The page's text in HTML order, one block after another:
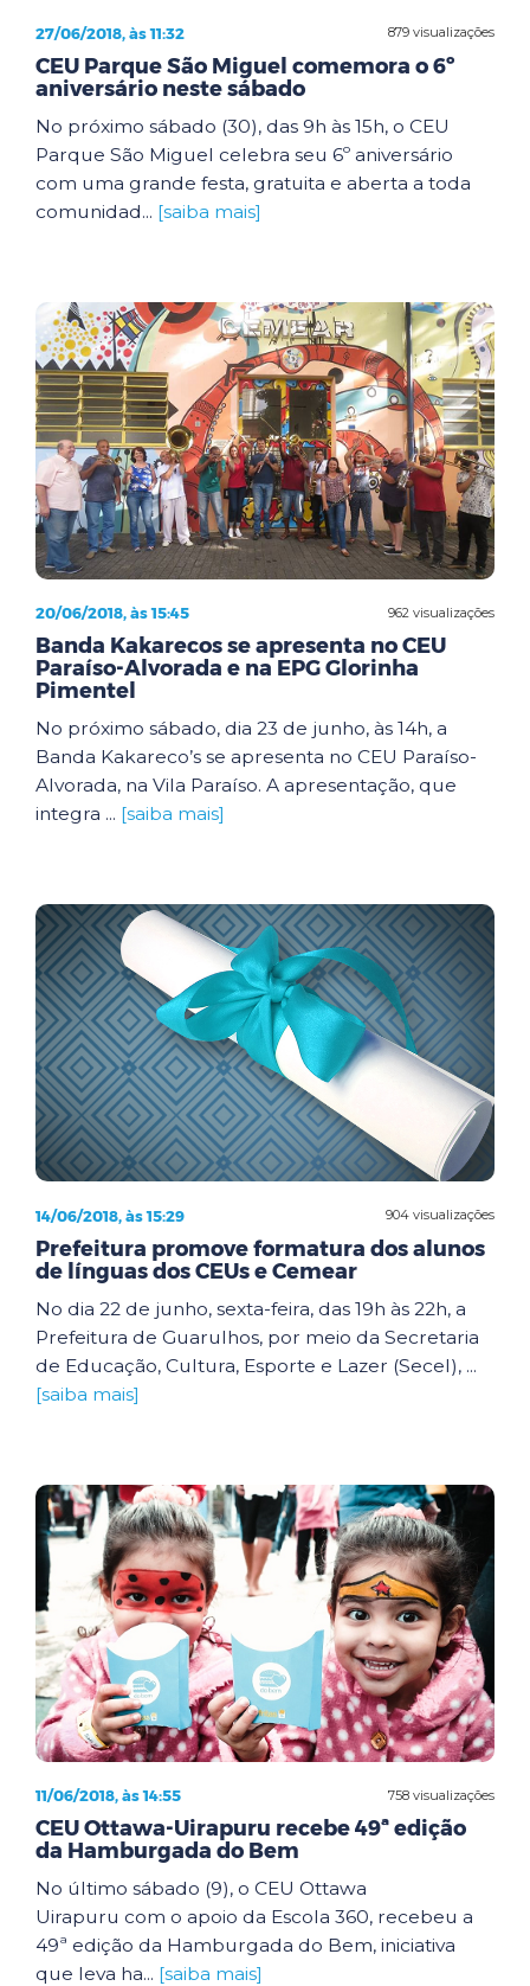
879 visualizações
27/06/2018, às 11:32
CEU Parque São Miguel comemora o 6º
aniversário neste sábado
No próximo sábado (30), das 9h às 15h, o CEU
Parque São Miguel celebra seu 6º aniversário
com uma grande festa, gratuita e aberta a toda
comunidad... [saiba mais]
962 visualizações
20/06/2018, às 15:45
Banda Kakarecos se apresenta no CEU
Paraíso-Alvorada e na EPG Glorinha
Pimentel
No próximo sábado, dia 23 de junho, às 14h, a
Banda Kakareco’s se apresenta no CEU Paraíso-
Alvorada, na Vila Paraíso. A apresentação, que
integra ... [saiba mais]
904 visualizações
14/06/2018, às 15:29
Prefeitura promove formatura dos alunos
de línguas dos CEUs e Cemear
No dia 22 de junho, sexta-feira, das 19h às 22h, a
Prefeitura de Guarulhos, por meio da Secretaria
de Educação, Cultura, Esporte e Lazer (Secel), ...
[saiba mais]
758 visualizações
11/06/2018, às 14:55
CEU Ottawa-Uirapuru recebe 49ª edição
da Hamburgada do Bem
No último sábado (9), o CEU Ottawa
Uirapuru com o apoio da Escola 360, recebeu a
49ª edição da Hamburgada do Bem, iniciativa
que leva ha... [saiba mais]